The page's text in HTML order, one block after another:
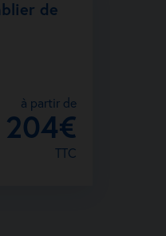
de
à partir de
204€
TTC